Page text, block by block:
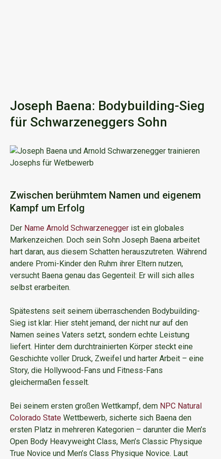
Joseph Baena: Bodybuilding-Sieg
für Schwarzeneggers Sohn
Zwischen berühmtem Namen und eigenem
Kampf um Erfolg
Der Name Arnold Schwarzenegger ist ein globales
Markenzeichen. Doch sein Sohn Joseph Baena arbeitet
hart daran, aus diesem Schatten herauszutreten. Während
andere Promi-Kinder den Ruhm ihrer Eltern nutzen,
versucht Baena genau das Gegenteil: Er will sich alles
selbst erarbeiten.
Spätestens seit seinem überraschenden Bodybuilding-
Sieg ist klar: Hier steht jemand, der nicht nur auf den
Namen seines Vaters setzt, sondern echte Leistung
liefert. Hinter dem durchtrainierten Körper steckt eine
Geschichte voller Druck, Zweifel und harter Arbeit – eine
Story, die Hollywood-Fans und Fitness-Fans
gleichermaßen fesselt.
Bei seinem ersten großen Wettkampf, dem NPC Natural
Colorado State Wettbewerb, sicherte sich Baena den
ersten Platz in mehreren Kategorien – darunter die Men’s
Open Body Heavyweight Class, Men’s Classic Physique
True Novice und Men’s Class Physique Novice. Laut